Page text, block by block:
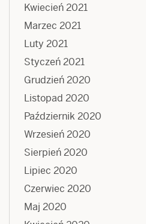
Kwiecień 2021
Marzec 2021
Luty 2021
Styczeń 2021
Grudzień 2020
Listopad 2020
Październik 2020
Wrzesień 2020
Sierpień 2020
Lipiec 2020
Czerwiec 2020
Maj 2020